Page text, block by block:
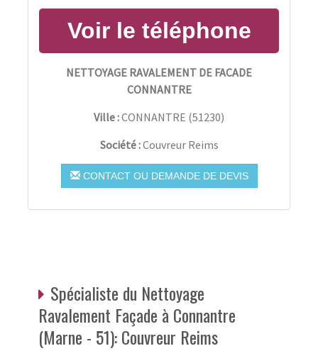
NETTOYAGE RAVALEMENT DE FACADE
CONNANTRE
Ville :CONNANTRE (51230)
Société :Couvreur Reims
CONTACT OU DEMANDE DE DEVIS
Spécialiste du Nettoyage
Ravalement Façade à Connantre
(Marne - 51): Couvreur Reims